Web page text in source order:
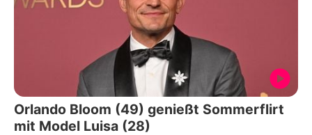
Orlando Bloom (49) genießt Sommerflirt
mit Model Luisa (28)